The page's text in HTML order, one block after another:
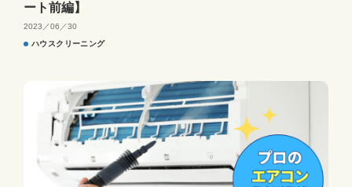
ート前編】
2023／06／30
ハウスクリーニング